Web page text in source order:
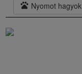
pets Nyomot hagyok